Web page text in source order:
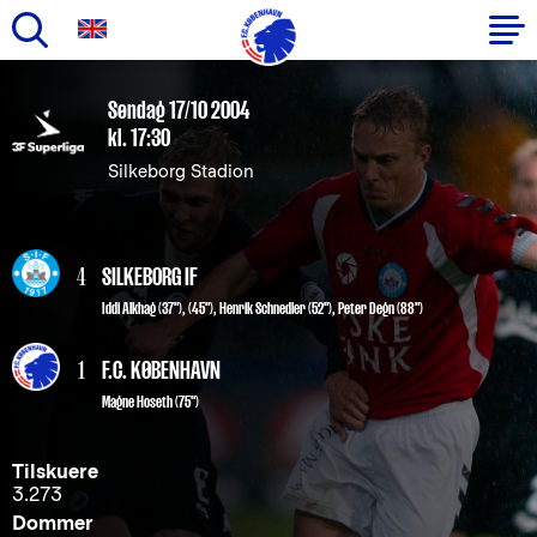
hovedindhold
Primær
navigation
Søndag 17/10 2004
kl. 17:30
Silkeborg Stadion
4 SILKEBORG IF
Iddi Alkhag (37"), (45"),Henrik Schnedler (52"),Peter Degn (88")
1 F.C. KØBENHAVN
Magne Hoseth(75")
Tilskuere
3.273
Dommer